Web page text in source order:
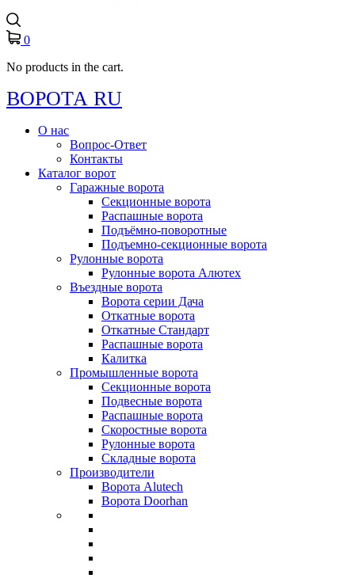
0
No products in the cart.
ВОРОТА RU
О нас
Вопрос-Ответ
Контакты
Каталог ворот
Гаражные ворота
Секционные ворота
Распашные ворота
Подъёмно-поворотные
Подъемно-секционные ворота
Рулонные ворота
Рулонные ворота Алютех
Въездные ворота
Ворота серии Дача
Откатные ворота
Откатные Стандарт
Распашные ворота
Калитка
Промышленные ворота
Секционные ворота
Подвесные ворота
Распашные ворота
Скоростные ворота
Рулонные ворота
Складные ворота
Производители
Ворота Alutech
Ворота Doorhan